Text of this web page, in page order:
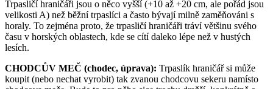
Trpasličí hraničáři jsou o něco vyšší (+10 až +20 cm, ale pořád jsou
velikosti A) než běžní trpaslíci a často bývají milně zaměňováni s
horaly. To zejména proto, že trpasličí hraničáři tráví většinu svého
času v horských oblastech, kde se cítí daleko lépe než v hustých
lesích.
CHODCŮV MEČ (chodec, úprava): Trpaslík hraničář si může
koupit (nebo nechat vyrobit) tak zvanou chodcovu sekeru namísto